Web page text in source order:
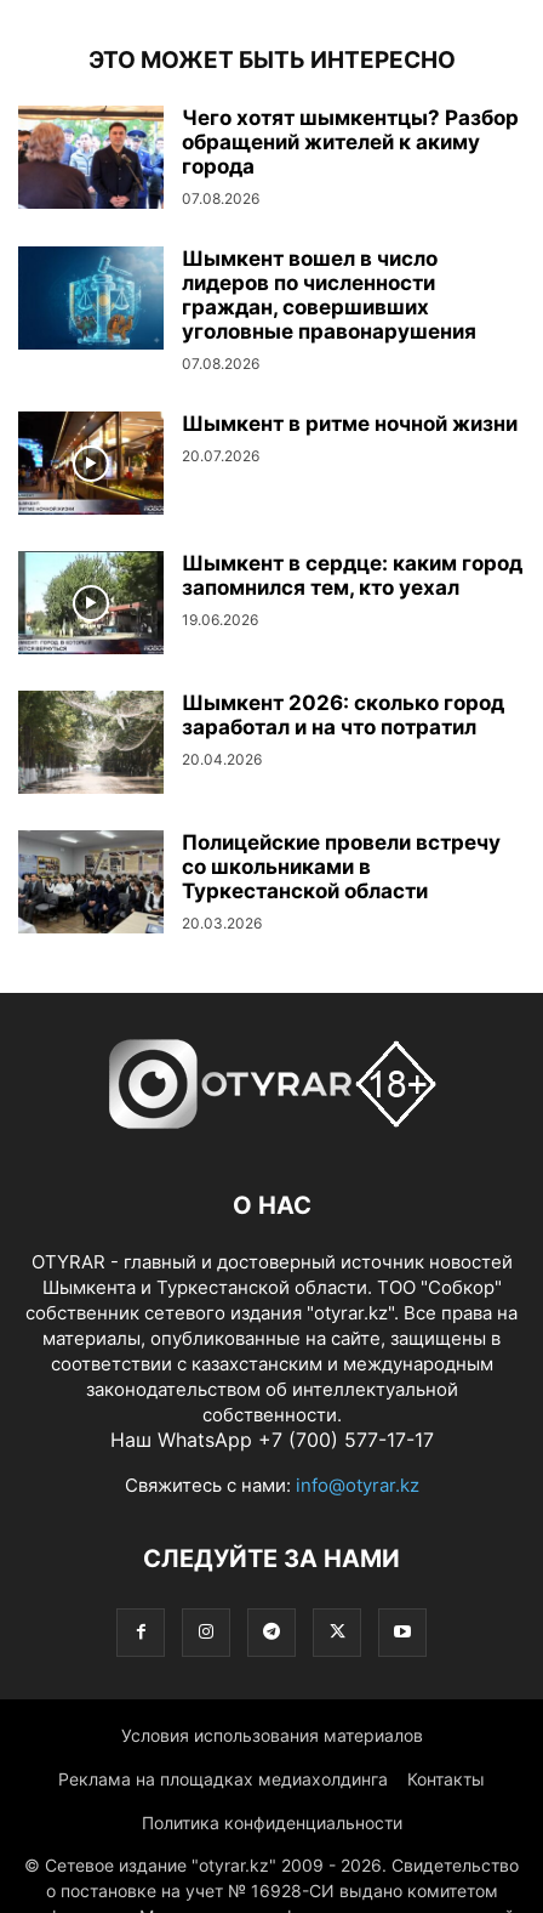
ЭТО МОЖЕТ БЫТЬ ИНТЕРЕСНО
Чего хотят шымкентцы? Разбор
обращений жителей к акиму
города
07.08.2026
Шымкент вошел в число
лидеров по численности
граждан, совершивших
уголовные правонарушения
07.08.2026
Шымкент в ритме ночной жизни
20.07.2026
Шымкент в сердце: каким город
запомнился тем, кто уехал
19.06.2026
Шымкент 2026: сколько город
заработал и на что потратил
20.04.2026
Полицейские провели встречу
со школьниками в
Туркестанской области
20.03.2026
О НАС
OTYRAR - главный и достоверный источник новостей
Шымкента и Туркестанской области. ТОО "Собкор"
собственник сетевого издания "otyrar.kz". Все права на
материалы, опубликованные на сайте, защищены в
соответствии с казахстанским и международным
законодательством об интеллектуальной
собственности.
Наш WhatsApp +7 (700) 577-17-17
Свяжитесь с нами: info@otyrar.kz
СЛЕДУЙТЕ ЗА НАМИ
Условия использования материалов
Реклама на площадках медиахолдинга Контакты
Политика конфиденциальности
© Сетевое издание "otyrar.kz" 2009 - 2026. Свидетельство
о постановке на учет № 16928-СИ выдано комитетом